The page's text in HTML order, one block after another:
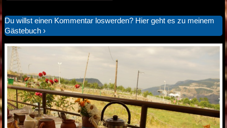
Du willst einen Kommentar loswerden? Hier geht es zu meinem
Gästebuch